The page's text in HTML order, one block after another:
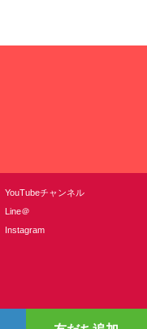
YouTubeチャンネル
Line＠
Instagram